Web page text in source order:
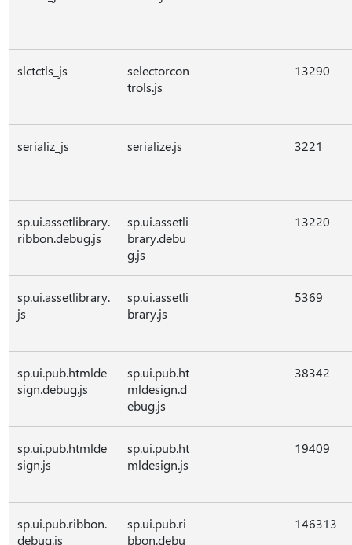
slctctls_js
selectorcon
trols.js
13290
serializ_js serialize.js 3221
sp.ui.assetlibrary.
ribbon.debug.js
sp.ui.assetli
brary.debu
g.js
13220
sp.ui.assetlibrary.
js
sp.ui.assetli
brary.js
5369
sp.ui.pub.htmlde
sign.debug.js
sp.ui.pub.ht
mldesign.d
ebug.js
38342
sp.ui.pub.htmlde
sign.js
sp.ui.pub.ht
mldesign.js
19409
sp.ui.pub.ribbon.
debug.js
sp.ui.pub.ri
bbon.debu
146313